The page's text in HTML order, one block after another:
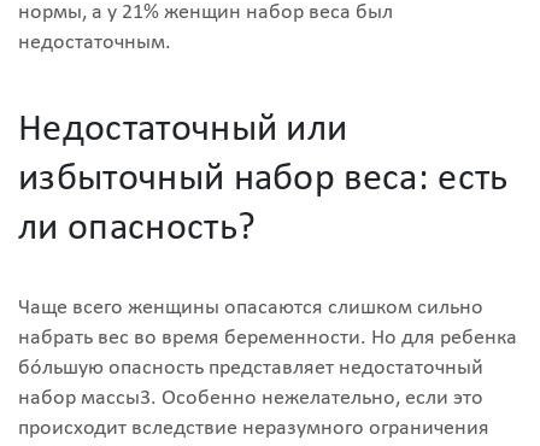
нормы, а у 21% женщин набор веса был
недостаточным.
Недостаточный или
избыточный набор веса: есть
ли опасность?
Чаще всего женщины опасаются слишком сильно
набрать вес во время беременности. Но для ребенка
бóльшую опасность представляет недостаточный
набор массы3. Особенно нежелательно, если это
происходит вследствие неразумного ограничения